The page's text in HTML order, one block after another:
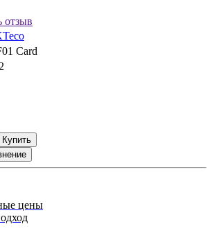
отзыв
Card
Купить
цены